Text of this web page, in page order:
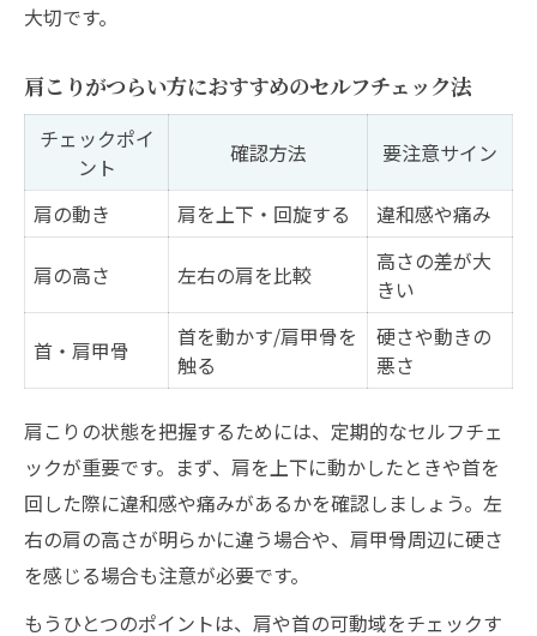
大切です。
肩こりがつらい方におすすめのセルフチェック法
チェックポイ
ント
確認方法 要注意サイン
肩の動き 肩を上下・回旋する 違和感や痛み
肩の高さ 左右の肩を比較
高さの差が大
きい
首・肩甲骨
首を動かす/肩甲骨を
触る
硬さや動きの
悪さ
肩こりの状態を把握するためには、定期的なセルフチェ
ックが重要です。まず、肩を上下に動かしたときや首を
回した際に違和感や痛みがあるかを確認しましょう。左
右の肩の高さが明らかに違う場合や、肩甲骨周辺に硬さ
を感じる場合も注意が必要です。
もうひとつのポイントは、肩や首の可動域をチェックす